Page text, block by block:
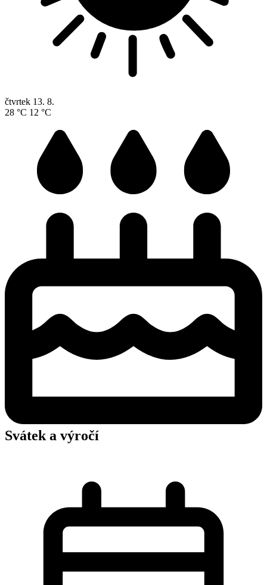
čtvrtek 13. 8.
28 °C 12 °C
Svátek a výročí